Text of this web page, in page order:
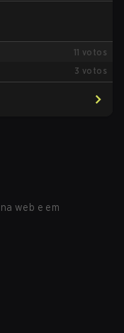
11 votos
3 votos
web e em